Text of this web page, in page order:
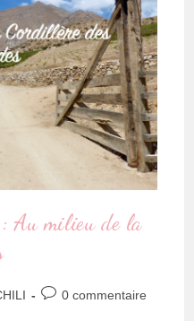
Au milieu de la
0 commentaire